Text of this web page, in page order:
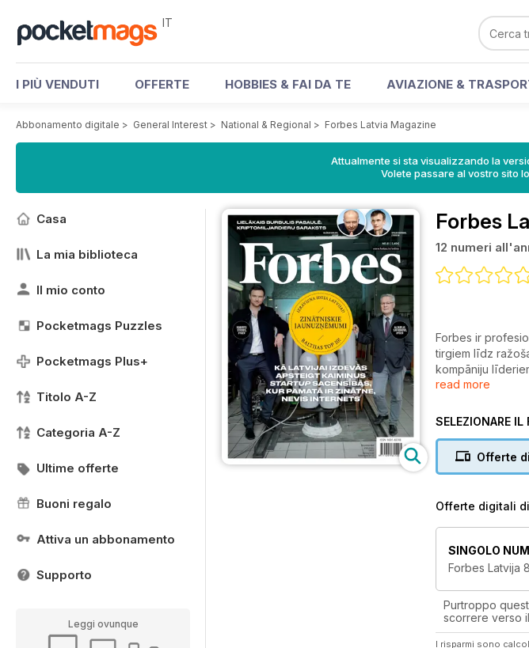
IT
I PIÙ VENDUTI OFFERTE HOBBIES & FAI DA TE AVIAZIONE &
Abbonamento digitale > General Interest > National & Regional > Forbes Latvia Magazine
Attualmente si sta visualizzando la
Volete passare al vostro sito
Casa
La mia biblioteca
Il mio conto
Pocketmags Puzzles
Pocketmags Plus+
Titolo A-Z
Categoria A-Z
Ultime offerte
Buoni regalo
Attiva un abbonamento
Supporto
Leggi ovunque
Forbes
12 numeri
Forbes ir
tirgiem līdz
kompāniju
politikas analītiķi
read more
SELEZIONARE IL
Offerte
Offerte digitali
SINGOLO
Forbes Latvija
Purtroppo
scorrere verso
I risparmi sono